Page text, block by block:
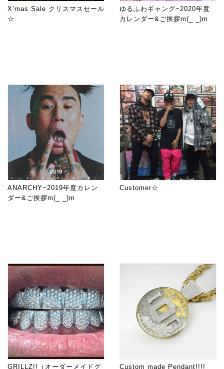
X’mas Sale クリスマスセール
☆
ゆるふわギャング~2020年度
カレンダー&ご挨拶m(_ _)m
ANARCHY~2019年度カレン
ダー&ご挨拶m(_ _)m
Customer☆
GRILLZ!!（オーダーメイドグ Custom made Pendant!!!!